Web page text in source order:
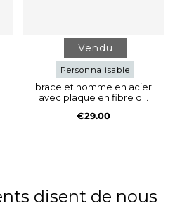
Vendu
Personnalisable
bracelet homme en acier
avec plaque en fibre de
€29.00
disent de nous